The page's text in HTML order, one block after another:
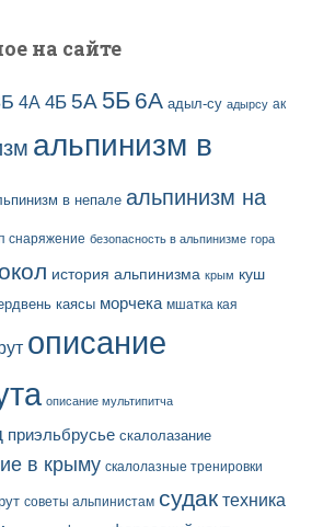
на сайте
4А 4Б 5А 5Б 6А адыл-су адырсу ак
альпинизм в
в непале альпинизм на
снаряжение безопасность в альпинизме гора
история альпинизма крым куш
каясы морчека мшатка кая
описание
описание мультипитча
приэльбрусье скалолазание
в крыму скалолазные тренировки
советы альпинистам судак техника